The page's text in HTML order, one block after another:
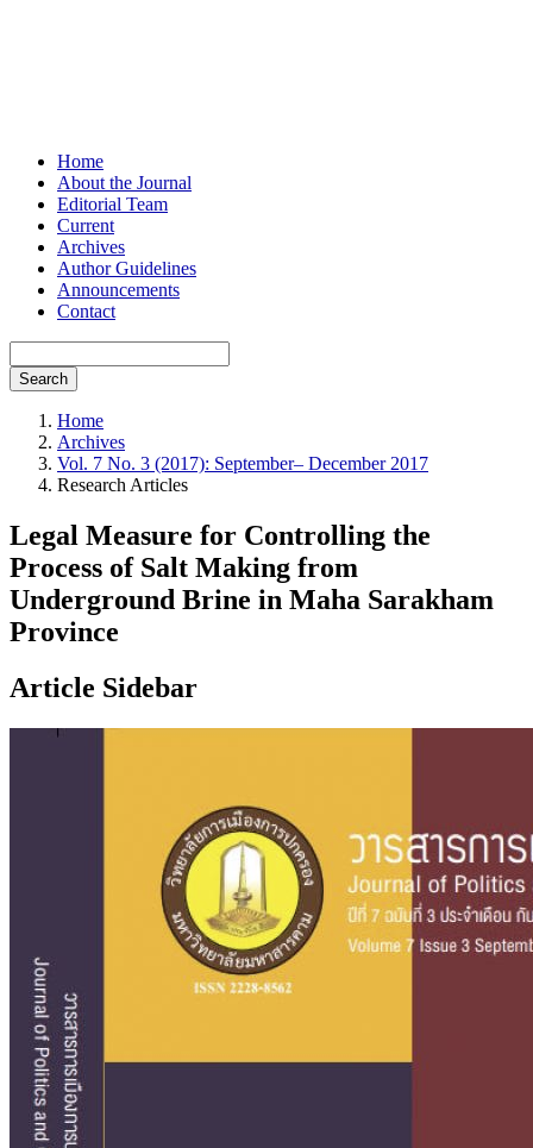
Home
About the Journal
Editorial Team
Current
Archives
Author Guidelines
Announcements
Contact
Search
Home
Archives
Vol. 7 No. 3 (2017): September– December 2017
Research Articles
Legal Measure for Controlling the
Process of Salt Making from
Underground Brine in Maha Sarakham
Province
Article Sidebar